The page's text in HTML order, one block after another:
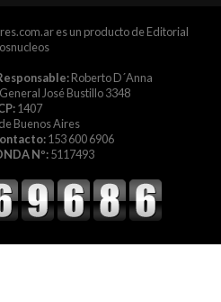
es un producto de Editorial
Roberto D´Anna
General José Bustillo 3348
1407
Buenos Aires
153 600 6906
Nº:5117493